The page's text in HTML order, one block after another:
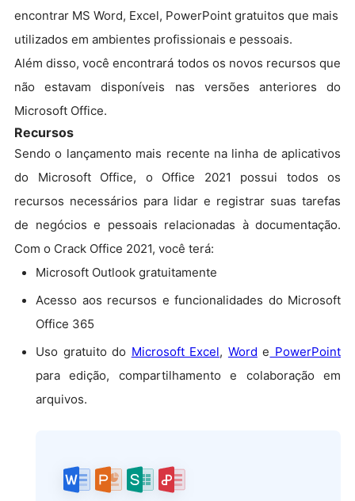
encontrar MS Word, Excel, PowerPoint gratuitos que mais
utilizados em ambientes profissionais e pessoais.
Além disso, você encontrará todos os novos recursos que
não estavam disponíveis nas versões anteriores do
Microsoft Office.
Recursos
Sendo o lançamento mais recente na linha de aplicativos
do Microsoft Office, o Office 2021 possui todos os
recursos necessários para lidar e registrar suas tarefas
de negócios e pessoais relacionadas à documentação.
Com o Crack Office 2021, você terá:
Microsoft Outlook gratuitamente
Acesso aos recursos e funcionalidades do Microsoft
Office 365
Uso gratuito do Microsoft Excel, Word e PowerPoint
para edição, compartilhamento e colaboração em
arquivos.